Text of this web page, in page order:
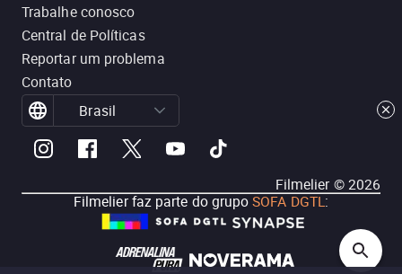
Trabalhe conosco
Central de Políticas
Reportar um problema
Contato
Brasil
Filmelier ©2026
Filmelier faz parte do grupoSOFA DGTL: